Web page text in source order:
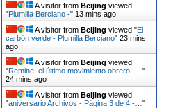
A visitor from Beijing viewed
"Plumilla Berciano -" 13 mins ago
A visitor from Beijing viewed "El
carbón verde - Plumilla Berciano" 23 mins
ago
A visitor from Beijing viewed
"Remine, el último movimiento obrero -… "
24 mins ago
A visitor from Beijing viewed
"aniversario Archivos - Página 3 de 4 -… "